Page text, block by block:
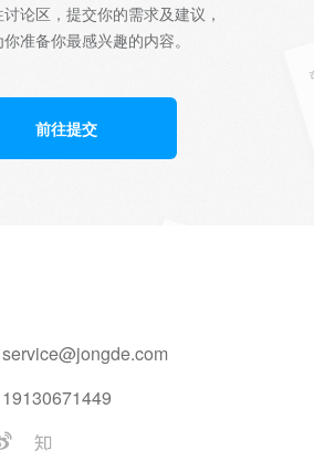
论区，提交你的需求及建议，
准备你最感兴趣的内容。
前往提交
service@jongde.com